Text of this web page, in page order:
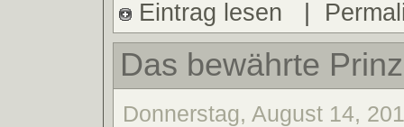
Eintrag lesen |
Das bewährte
Donnerstag, August 14,